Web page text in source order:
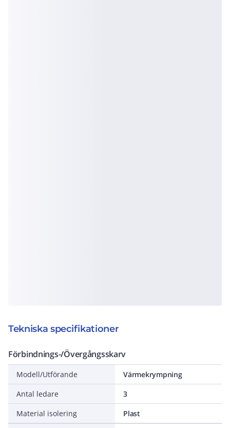
Tekniska specifikationer
Förbindnings-/Övergångsskarv
Modell/Utförande
Värmekrympning
Antal ledare
3
Material isolering
Plast